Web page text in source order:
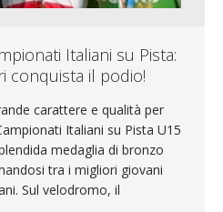
Italiani su Pista:
conquista il podio!
carattere e qualità per
Italiani su Pista U15
medaglia di bronzo
tra i migliori giovani
Sul velodromo, il